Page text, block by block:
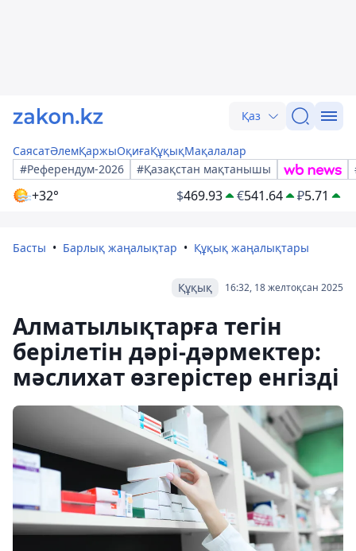
Қаз
СаясатӘлемҚаржыОқиғаҚұқықМақалалар
#Референдум-2026
#Қазақстан мақтанышы
+32° $469.93 €541.64 ₽5.71
Басты Барлық жаңалықтар Құқық жаңалықтары
16:32, 18 желтоқсан 2025
Құқық
Алматылықтарға тегін
берілетін дәрі-дәрмектер:
мәслихат өзгерістер енгізді